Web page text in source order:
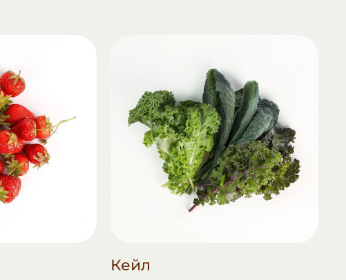
Кейл